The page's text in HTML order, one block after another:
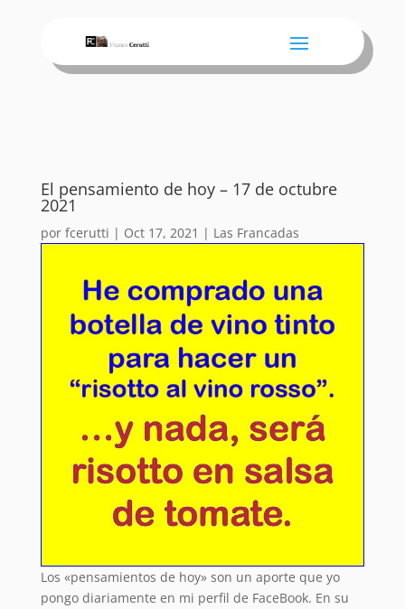
El pensamiento de hoy – 17 de octubre
2021
por fcerutti | Oct 17, 2021 | Las Francadas
Los «pensamientos de hoy» son un aporte que yo
pongo diariamente en mi perfil de FaceBook. En su